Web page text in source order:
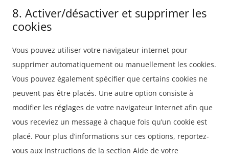
8. Activer/désactiver et supprimer les
cookies
Vous pouvez utiliser votre navigateur internet pour
supprimer automatiquement ou manuellement les cookies.
Vous pouvez également spécifier que certains cookies ne
peuvent pas être placés. Une autre option consiste à
modifier les réglages de votre navigateur Internet afin que
vous receviez un message à chaque fois qu’un cookie est
placé. Pour plus d’informations sur ces options, reportez-
vous aux instructions de la section Aide de votre